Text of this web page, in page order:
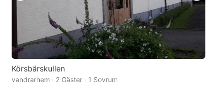
Körsbärskullen
vandrarhem · 2 Gäster · 1 Sovrum